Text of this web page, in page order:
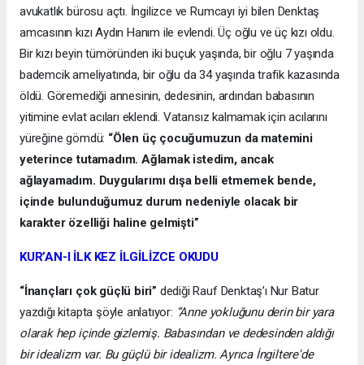
avukatlık bürosu açtı. İngilizce ve Rumcayı iyi bilen Denktaş
amcasının kızı Aydın Hanım ile evlendi. Üç oğlu ve üç kızı oldu.
Bir kızı beyin tümöründen iki buçuk yaşında, bir oğlu 7 yaşında
bademcik ameliyatında, bir oğlu da 34 yaşında trafik kazasında
öldü. Göremediği annesinin, dedesinin, ardından babasının
yitimine evlat acıları eklendi. Vatansız kalmamak için acılarını
yüreğine gömdü: “Ölen üç çocuğumuzun da matemini
yeterince tutamadım. Ağlamak istedim, ancak
ağlayamadım. Duygularımı dışa belli etmemek bende,
içinde bulunduğumuz durum nedeniyle olacak bir
karakter özelliği haline gelmişti”
KUR’AN-I İLK KEZ İLGİLİZCE OKUDU
“İnançları çok güçlü biri” dediği Rauf Denktaş’ı Nur Batur
yazdığı kitapta şöyle anlatıyor: “Anne yokluğunu derin bir yara
olarak hep içinde gizlemiş. Babasından ve dedesinden aldığı
bir idealizm var. Bu güçlü bir idealizm. Ayrıca İngiltere'de